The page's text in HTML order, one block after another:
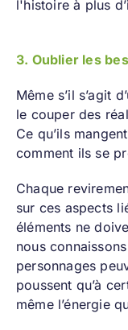
l'histoire à plus
3. Oublier les
Même s’il s’agit
le couper des
Ce qu’ils
comment ils se
Chaque
sur ces aspects
éléments ne
nous
personnages
poussent qu’à
même l’énergie